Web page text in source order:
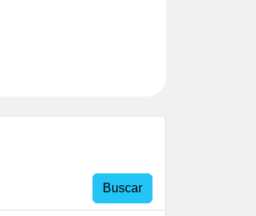
Buscar